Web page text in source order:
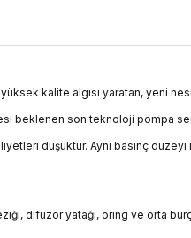
kalite algısı yaratan, yeni
beklenen son teknoloji pompa
düşüktür. Aynı basınç
difüzör yatağı, oring ve orta